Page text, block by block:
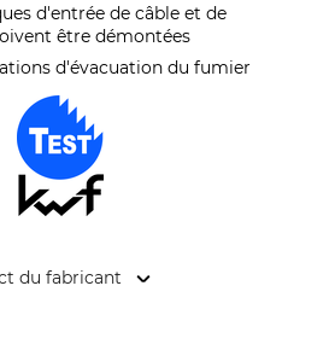
d'entrée de câble et de
être démontées
d'évacuation du fumier
du fabricant